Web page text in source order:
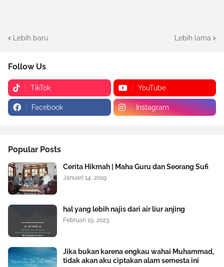
Lebih baru Lebih lama
Follow Us
TikTok YouTube
Facebook Instagram
Popular Posts
Cerita Hikmah | Maha Guru dan Seorang Sufi
Januari 14, 2019
hal yang lebih najis dari air liur anjing
Februari 19, 2023
Jika bukan karena engkau wahai Muhammad,
tidak akan aku ciptakan alam semesta ini